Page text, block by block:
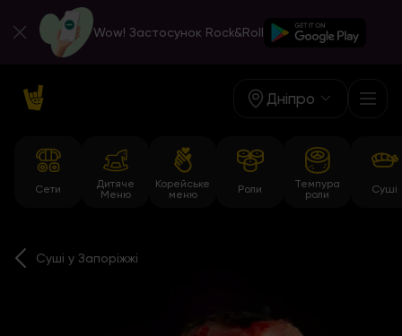
Wow! Застосунок Rock&Roll
Дніпро
Сети
Дитяче
Меню
Корейське
меню
Роли
Темпура
роли
Суші
Суші у Запоріжжі